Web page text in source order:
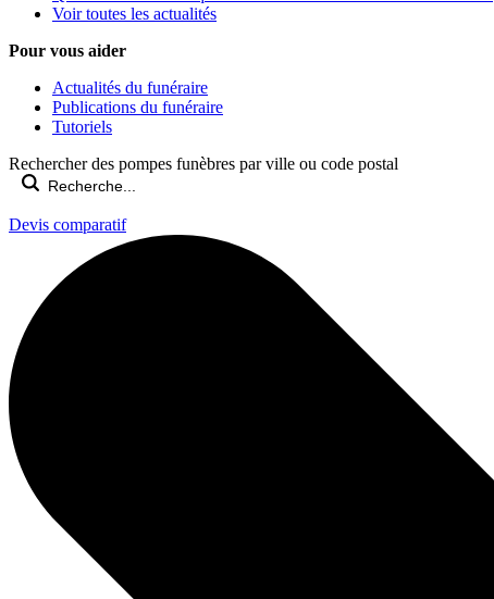
Voir toutes les actualités
Pour vous aider
Actualités du funéraire
Publications du funéraire
Tutoriels
Rechercher des pompes funèbres par ville ou code postal
Devis comparatif